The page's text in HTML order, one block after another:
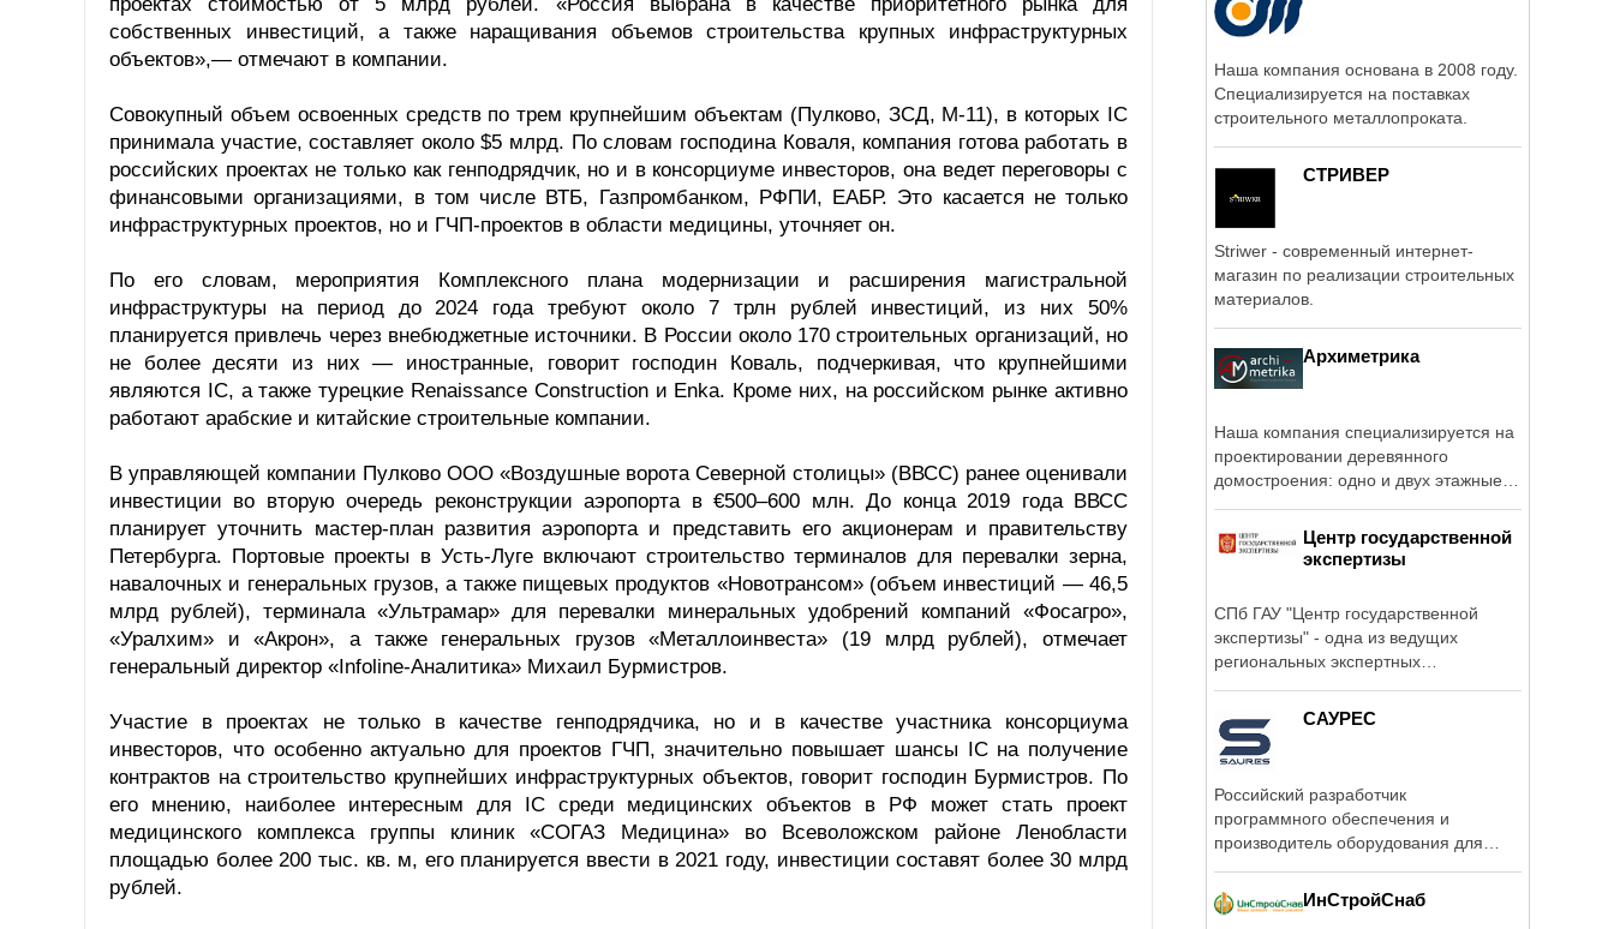
собственных инвестиций, а также наращивания объемов строительства крупных инфраструктурных
объектов»,— отмечают в компании.
Совокупный объем освоенных средств по трем крупнейшим объектам (Пулково, ЗСД, М-11), в которых IC
принимала участие, составляет около $5 млрд. По словам господина Коваля, компания готова работать в
российских проектах не только как генподрядчик, но и в консорциуме инвесторов, она ведет переговоры с
финансовыми организациями, в том числе ВТБ, Газпромбанком, РФПИ, ЕАБР. Это касается не только
инфраструктурных проектов, но и ГЧП-проектов в области медицины, уточняет он.
По его словам, мероприятия Комплексного плана модернизации и расширения магистральной
инфраструктуры на период до 2024 года требуют около 7 трлн рублей инвестиций, из них 50%
планируется привлечь через внебюджетные источники. В России около 170 строительных организаций, но
не более десяти из них — иностранные, говорит господин Коваль, подчеркивая, что крупнейшими
являются IC, а также турецкие Renaissance Construction и Enka. Кроме них, на российском рынке активно
работают арабские и китайские строительные компании.
В управляющей компании Пулково ООО «Воздушные ворота Северной столицы» (ВВСС) ранее оценивали
инвестиции во вторую очередь реконструкции аэропорта в €500–600 млн. До конца 2019 года ВВСС
планирует уточнить мастер-план развития аэропорта и представить его акционерам и правительству
Петербурга. Портовые проекты в Усть-Луге включают строительство терминалов для перевалки зерна,
навалочных и генеральных грузов, а также пищевых продуктов «Новотрансом» (объем инвестиций — 46,5
млрд рублей), терминала «Ультрамар» для перевалки минеральных удобрений компаний «Фосагро»,
«Уралхим» и «Акрон», а также генеральных грузов «Металлоинвеста» (19 млрд рублей), отмечает
генеральный директор «Infoline-Аналитика» Михаил Бурмистров.
Участие в проектах не только в качестве генподрядчика, но и в качестве участника консорциума
инвесторов, что особенно актуально для проектов ГЧП, значительно повышает шансы IC на получение
контрактов на строительство крупнейших инфраструктурных объектов, говорит господин Бурмистров. По
его мнению, наиболее интересным для IC среди медицинских объектов в РФ может стать проект
медицинского комплекса группы клиник «СОГАЗ Медицина» во Всеволожском районе Ленобласти
площадью более 200 тыс. кв. м, его планируется ввести в 2021 году, инвестиции составят более 30 млрд
рублей.
Наша компания основана в 2008 году.
Специализируется на поставках
строительного металлопроката.
СТРИВЕР
Striwer - современный интернет-
магазин по реализации строительных
материалов.
Архиметрика
Наша компания специализируется на
проектировании деревянного
домостроения: одно и двух этажные
Центр государственной
экспертизы
СПб ГАУ "Центр государственной
экспертизы" - одна из ведущих
региональных экспертных
САУРЕС
Российский разработчик
программного обеспечения и
производитель оборудования для
ИнСтройСнаб